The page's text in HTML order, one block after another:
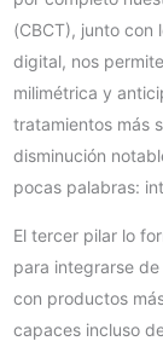
(CBCT), junto con
digital, nos
milimétrica y
tratamientos más
disminución
pocas palabras:
El tercer pilar lo
para integrarse
con productos
capaces incluso